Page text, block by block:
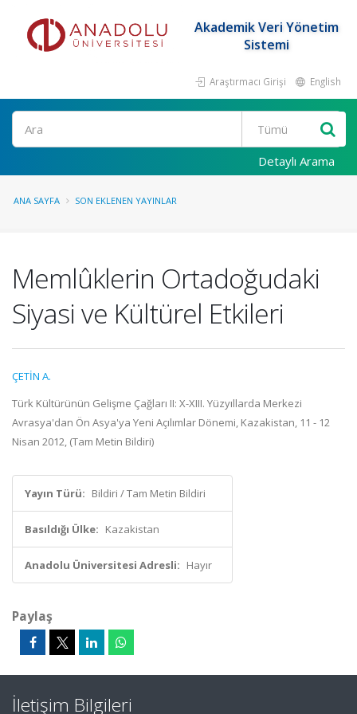
Akademik Veri Yönetim
Sistemi
Araştırmacı Girişi English
Ara
Detaylı Arama
ANA SAYFA SON EKLENEN YAYINLAR
Memlûklerin Ortadoğudaki
Siyasi ve Kültürel Etkileri
ÇETİN A.
Türk Kültürünün Gelişme Çağları II: X-XIII. Yüzyıllarda Merkezi
Avrasya'dan Ön Asya'ya Yeni Açılımlar Dönemi, Kazakistan, 11 - 12
Nisan 2012, (Tam Metin Bildiri)
Yayın Türü: Bildiri / Tam Metin Bildiri
Basıldığı Ülke: Kazakistan
Anadolu Üniversitesi Adresli: Hayır
Paylaş
İletişim Bilgileri